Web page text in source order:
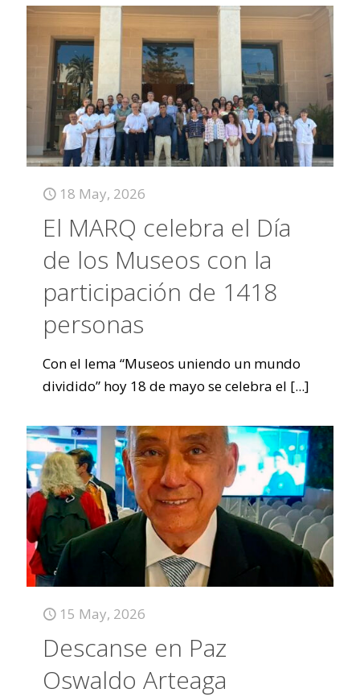
18 May, 2026
El MARQ celebra el Día
de los Museos con la
participación de 1418
personas
Con el lema “Museos uniendo un mundo
dividido” hoy 18 de mayo se celebra el [...]
15 May, 2026
Descanse en Paz
Oswaldo Arteaga